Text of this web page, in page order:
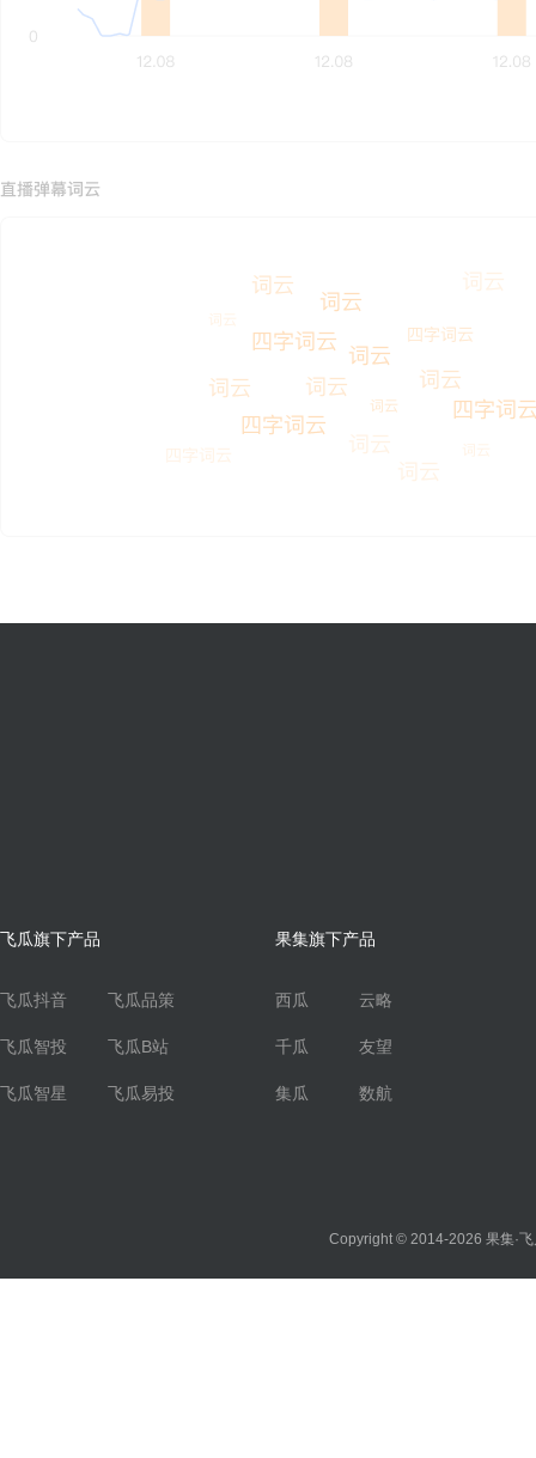
飞瓜旗下产品
飞瓜抖音 飞瓜品策
飞瓜智投 飞瓜B站
飞瓜智星 飞瓜易投
果集旗下产品
西瓜 云略
千瓜 友望
集瓜 数航
Copyright © 2014-2026 果集·